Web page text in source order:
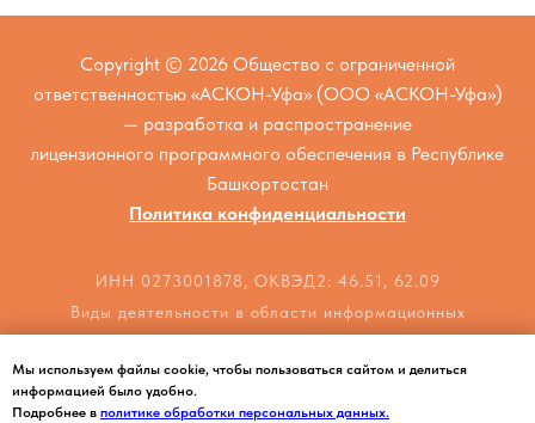
Copyright © 2026 Общество с ограниченной
ответственностью «АСКОН-Уфа» (ООО «АСКОН-Уфа»)
— разработка и распространение
лицензионного программного обеспечения в Республике
Башкортостан
Политика конфиденциальности
ИНН 0273001878, ОКВЭД2: 46.51, 62.09
Виды деятельности в области информационных
г. Уфа, пр. Октября, д. 5/2, офис 312
info@ascon-ufa.ru
Мы используем файлы cookie, чтобы пользоваться сайтом и делиться
информацией было удобно.
Подробнее в политике обработки персональных данных.